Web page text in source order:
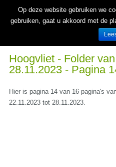
Wekelijks nieuwe folders van Nederlandse
Hoogvliet - Folder
28.11.2023 - Pagina
Hier is pagina 14 van 16 pagina's
22.11.2023 tot 28.11.2023.
Op deze website gebruiken we
gebruiken, gaat u akkoord met de